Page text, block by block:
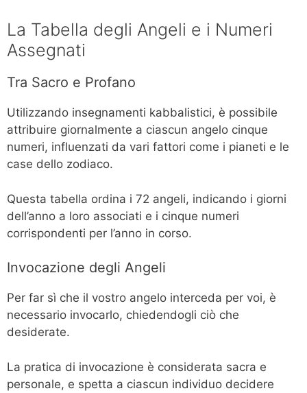
La Tabella degli Angeli e i Numeri
Assegnati
Tra Sacro e Profano
Utilizzando insegnamenti kabbalistici, è possibile
attribuire giornalmente a ciascun angelo cinque
numeri, influenzati da vari fattori come i pianeti e le
case dello zodiaco.
Questa tabella ordina i 72 angeli, indicando i giorni
dell’anno a loro associati e i cinque numeri
corrispondenti per l’anno in corso.
Invocazione degli Angeli
Per far sì che il vostro angelo interceda per voi, è
necessario invocarlo, chiedendogli ciò che
desiderate.
La pratica di invocazione è considerata sacra e
personale, e spetta a ciascun individuo decidere